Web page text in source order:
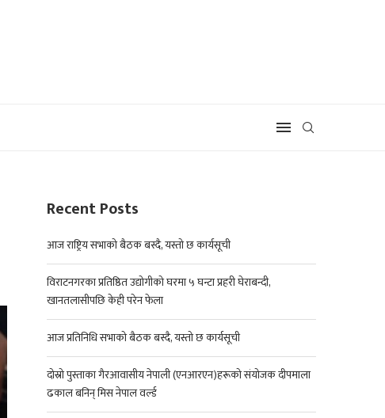
Recent Posts
आज राष्ट्रिय सभाको बैठक बस्दै, यस्तो छ कार्यसूची
विराटनगरका प्रतिष्ठित उद्योगीको घरमा ५ घन्टा प्रहरी घेराबन्दी,
खानतलासीपछि केही परेन फेला
आज प्रतिनिधि सभाको बैठक बस्दै, यस्तो छ कार्यसूची
दोस्रो पुस्ताका गैरआवासीय नेपाली (एनआरएन)हरूको संयोजक दीपमाला
ढकाल बनिन् मिस नेपाल वर्ल्ड